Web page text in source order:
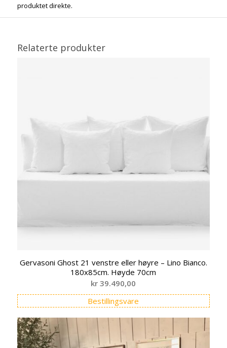
produktet direkte.
Relaterte produkter
Gervasoni Ghost 21 venstre eller høyre – Lino Bianco.
180x85cm. Høyde 70cm
kr 39.490,00
Bestillingsvare